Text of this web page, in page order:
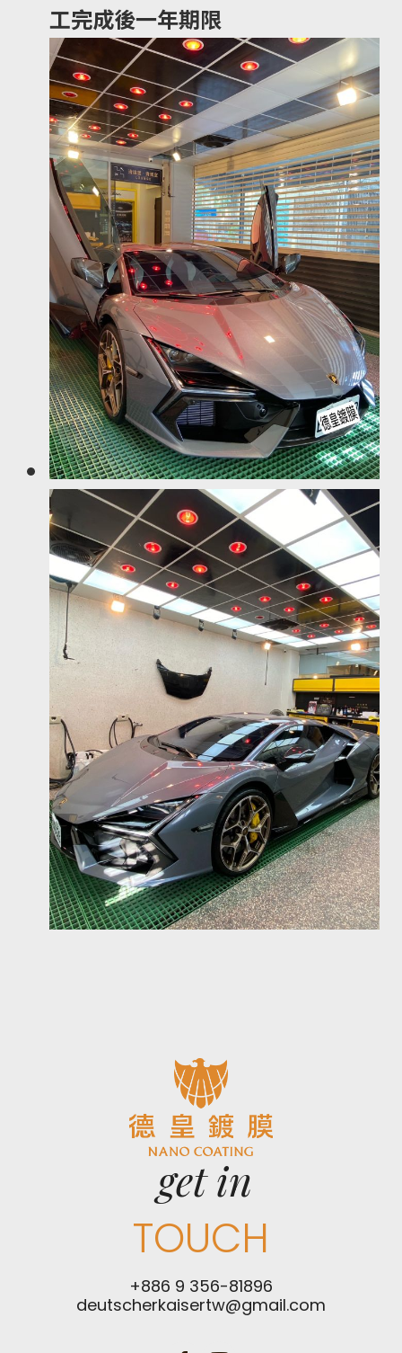
工完成後一年期限
get in
TOUCH
+886 9 356-81896
deutscherkaisertw@gmail.com